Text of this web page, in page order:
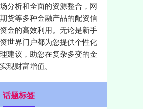
分析和全面的资源整合，网
货等多种金融产品的配资信
金的高效利用。无论是新手
世界门户都为您提供个性化
建议，助您在复杂多变的金
现财富增值。
话题标签